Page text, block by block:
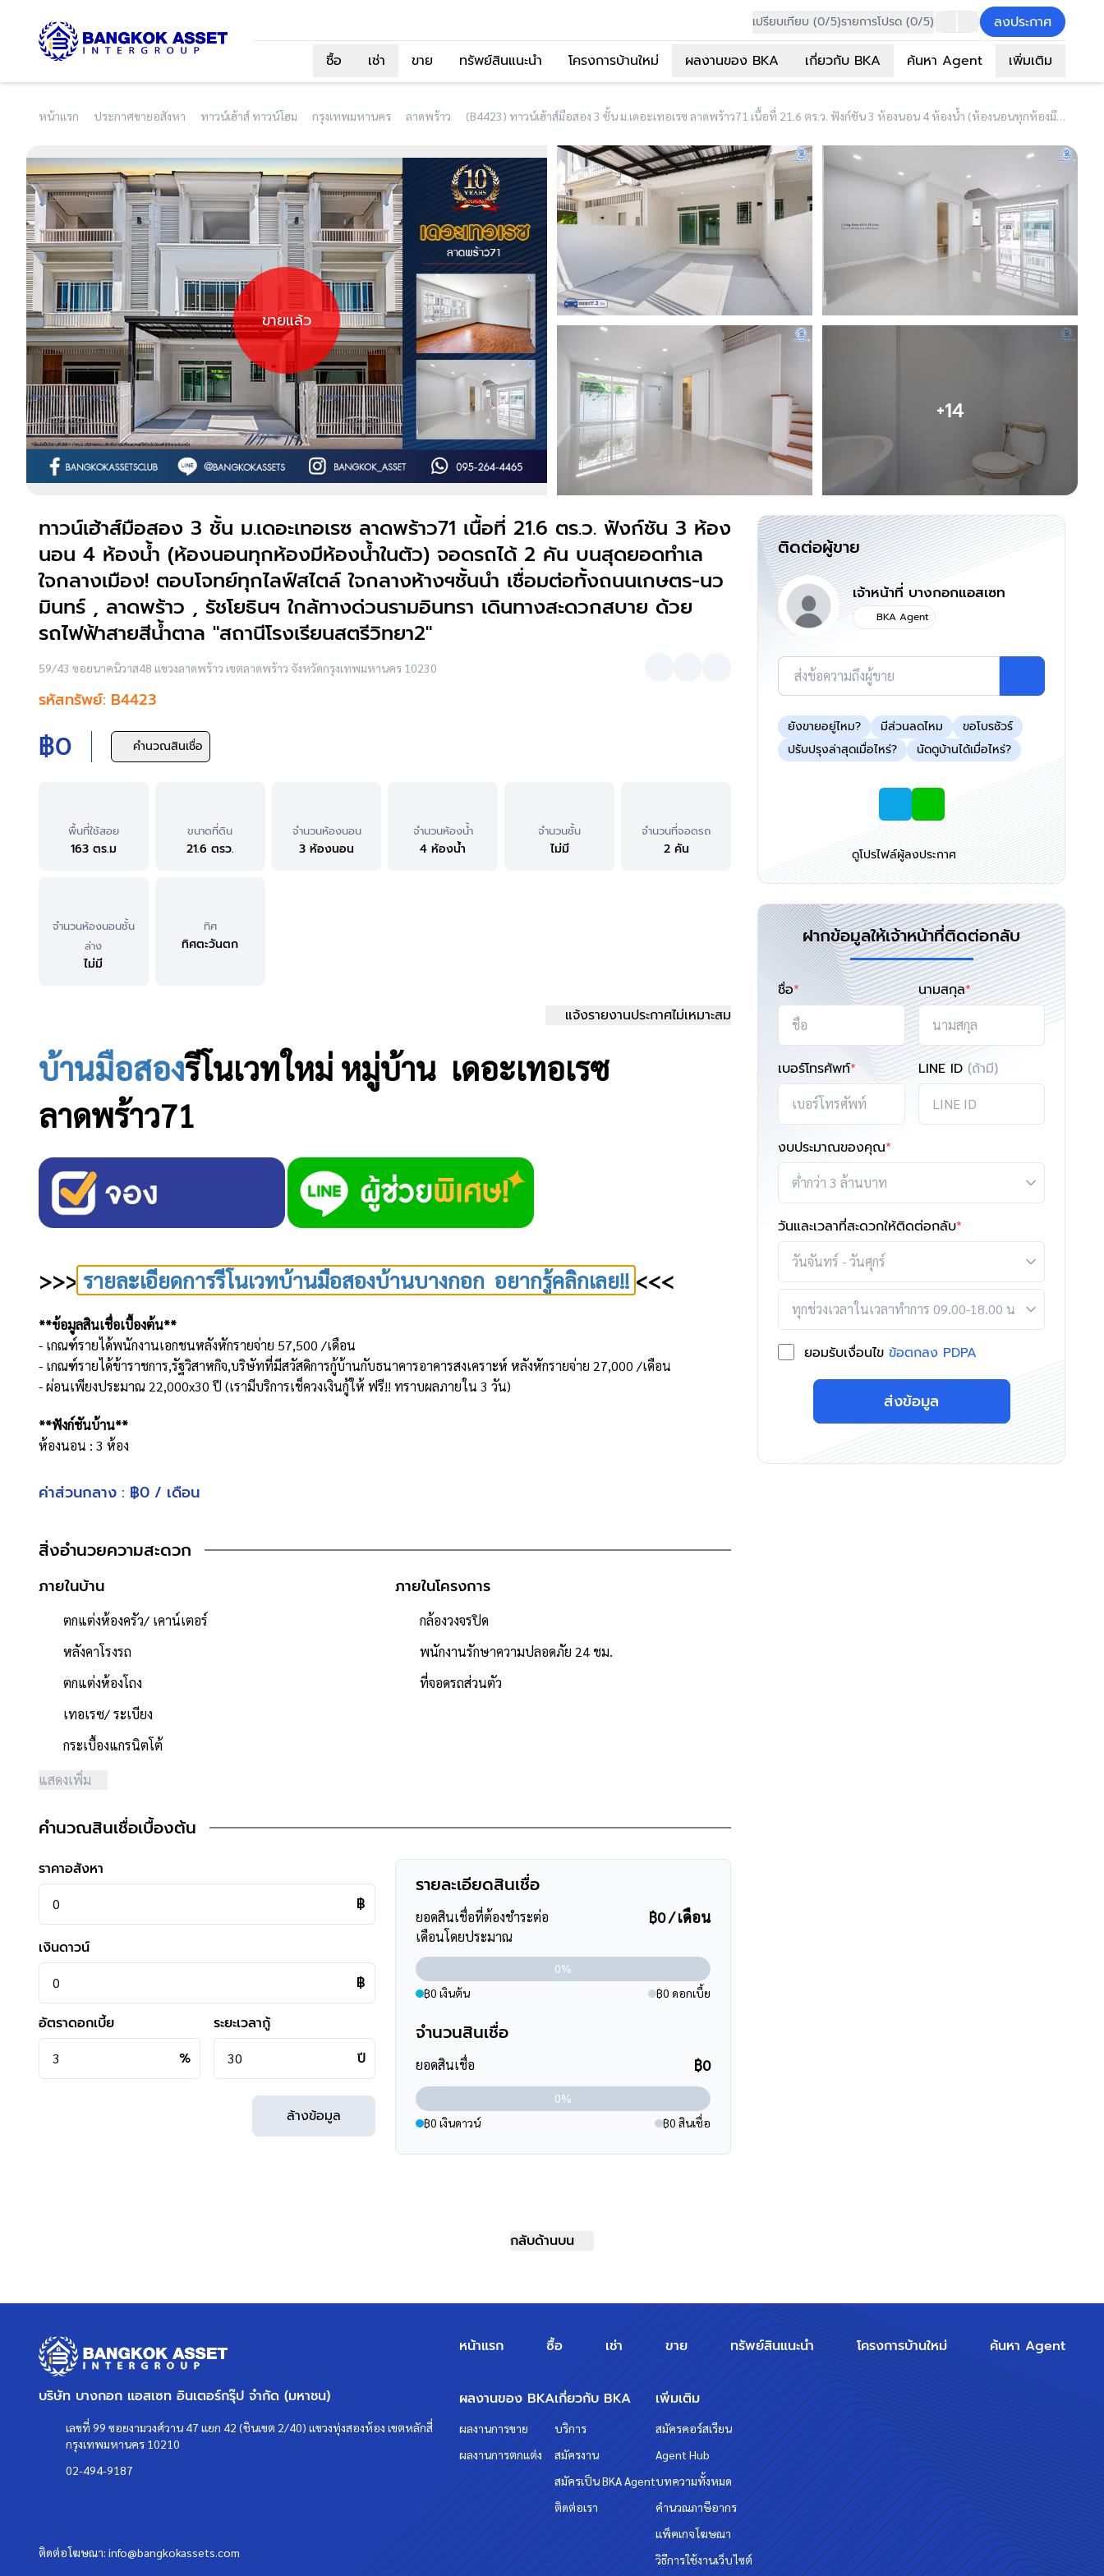
เปรียบเทียบ (0/5)รายการโปรด (0/5)
ลงประกาศ
ซื้อ
เช่า ขาย ทรัพย์สินแนะนำ โครงการบ้านใหม่ ผลงานของ BKA เกี่ยวกับ BKA ค้นหา Agent เพิ่มเติม
หน้าแรก ประกาศขายอสังหา ทาวน์เฮ้าส์ ทาวน์โฮม กรุงเทพมหานคร ลาดพร้าว (B4423) ทาวน์เฮ้าส์มือสอง 3 ชั้น ม.เดอะเทอเรซ ลาดพร้าว71 เนื้อที่ 21.6 ตร.ว. ฟังก์ชัน 3 ห้องนอน 4 ห้องน้ำ (ห้องนอนทุกห้องมีห้องน้ำในตัว) จอดรถได้ 2 คัน บนสุดยอดทำเลใจกลางเมือง! ตอบโจทย์ทุกไลฟ์สไตล์ ใจกลางห้างฯชั้นนำ เชื่อมต่อทั้งถนนเกษตร-นวมินทร์ , ลาดพร้าว , รัชโยธินฯ ใกล้ทางด่วนรามอินทรา เดินทางสะดวกสบาย ด้วยรถไฟฟ้าสายสีน้ำตาล "สถานีโรงเรียนสตรีวิทยา2"
ขายแล้ว
+14
ทาวน์เฮ้าส์มือสอง 3 ชั้น ม.เดอะเทอเรซ ลาดพร้าว71 เนื้อที่ 21.6 ตร.ว. ฟังก์ชัน 3 ห้อง
นอน 4 ห้องน้ำ (ห้องนอนทุกห้องมีห้องน้ำในตัว) จอดรถได้ 2 คัน บนสุดยอดทำเล
ใจกลางเมือง! ตอบโจทย์ทุกไลฟ์สไตล์ ใจกลางห้างฯชั้นนำ เชื่อมต่อทั้งถนนเกษตร-นว
มินทร์ , ลาดพร้าว , รัชโยธินฯ ใกล้ทางด่วนรามอินทรา เดินทางสะดวกสบาย ด้วย
รถไฟฟ้าสายสีน้ำตาล "สถานีโรงเรียนสตรีวิทยา2"
59/43 ซอยนาคนิวาส48 แขวงลาดพร้าว เขตลาดพร้าว จังหวัดกรุงเทพมหานคร 10230
รหัสทรัพย์: B4423
฿0 คำนวณสินเชื่อ
พื้นที่ใช้สอย
163 ตร.ม
ขนาดที่ดิน
21.6 ตรว.
จำนวนห้องนอน
3 ห้องนอน
จำนวนห้องน้ำ
4 ห้องน้ำ
จำนวนชั้น
ไม่มี
จำนวนที่จอดรถ
2 คัน
จำนวนห้องนอนชั้น
ล่าง
ไม่มี
ทิศ
ทิศตะวันตก
แจ้งรายงานประกาศไม่เหมาะสม
บ้านมือสองรีโนเวทใหม่ หมู่บ้าน เดอะเทอเรซ
ลาดพร้าว71
>>> รายละเอียดการรีโนเวทบ้านมือสองบ้านบางกอก อยากรู้คลิกเลย!! <<<
**ข้อมูลสินเชื่อเบื้องต้น**
- เกณฑ์รายได้พนักงานเอกชนหลังหักรายจ่าย 57,500 /เดือน
- เกณฑ์รายได้ข้าราชการ,รัฐวิสาหกิจ,บริษัทที่มีสวัสดิการกู้บ้านกับธนาคารอาคารสงเคราะห์ หลังหักรายจ่าย 27,000 /เดือน
- ผ่อนเพียงประมาณ 22,000x30 ปี (เรามีบริการเช็ควงเงินกู้ให้ ฟรี!! ทราบผลภายใน 3 วัน)
**ฟังก์ชันบ้าน**
ห้องนอน : 3 ห้อง
จำนวนชั้น : 3 ชั้น
- หน้ากว้าง 5.1 เมตร
- หน้าบ้านหันไปทาง "ทิศตะวันตก"
- น้ำประปา ไฟฟ้าพร้อมเข้าอยู่
- ค่าใช้จ่ายส่วนกลางนิติบุคคล 0 บาท/เดือน
- โครงการได้รับอนุญาตจัดสรรถูกต้อง โครงการจำนวนรวม 100 หลัง
- โครงการตั้งอยู่บนถนนสายหลัก ได้แก่ ถนนนาคนิวาส
- ผู้พัฒนาโครงการที่มีชื่อเสียง "แลนด์ แอนด์ เฮ้าส์"
- ถนนโครงการกว้าง 12 เมตร
- มีระบบรักษาความปลอดภัย ,มีกล้องวงจรปิด
- มีร้านค้า / ร้านอาหาร / ตลาดสด / ร้านเสริมสวย / ร้านซักรีด / minimart
- ใกล้ตั้งอยู่ใกล้ร้าน 7-11 ,Lotus express
Homepro เอกมัย-รามอินทรา ,โลตัส รามอินทรา ,CDC
- ใกล้โรงพยาบาลสินแพทย์ ,โรงพยาบาลวิภาวดี ,โรงพยาบาลเปาโลโชคชัย4
- ใกล้โรงเรียนสตรีวิทยา2 ,มหาวิทยาลัยเกษตรศาสตร์ บางเขน ,มหาวิทยาลัยราชภัฏจันทรเกษม
**การเดินทาง**
- ตัวบ้าน ห่างถนนปากซอยเพียง 150 เมตร
- หน้าโครงการห่างถนนใหญ่เพียง 3.5 กิโลเมตร ถนนประเสริฐมนูกิจ
- เข้า-ออก ได้หลายเส้นทาง ได้แก่ ถนนประดิษฐ์มนูธรรม , ถนนประเสริฐมนูกิจ , ถนนนาคนิวาส ,
ถนนสุคนธสวัสดิ์ ,ถนนโชคชัย4 ,ถนนลาดพร้าว
สามารถนัดชมบ้าน หรือสอบถามข้อมูลเบื้องต้น ทุกวัน ได้ที่เบอร์095-264-4465,02-494-9187
คุยไลน์กับบ้านบางกอก >
Instagram >https://goo.gl/REzvav
ดูรายละเอียดเพิ่มเติมได้ที่ >
รีวิวจริงจากลูกค้าได้ที่ :https://goo.gl/esmXPD
>>>แล้วทำไมต้องซื้อบ้านมือสองรีโนเวทกับเรา "บ้านบางกอก" ?? อยากรู้
แผนที่
ค่าส่วนกลาง : ฿0 / เดือน
สิ่งอำนวยความสะดวก
ภายในบ้าน
ตกแต่งห้องครัว/ เคาน์เตอร์
หลังคาโรงรถ
ตกแต่งห้องโถง
เทอเรซ/ ระเบียง
กระเบื้องแกรนิตโต้
แสดงเพิ่ม
ภายในโครงการ
กล้องวงจรปิด
พนักงานรักษาความปลอดภัย 24 ชม.
ที่จอดรถส่วนตัว
คำนวณสินเชื่อเบื้องต้น
ราคาอสังหา
฿
เงินดาวน์
฿
อัตราดอกเบี้ย
%
ระยะเวลากู้
ปี
ล้างข้อมูล
รายละเอียดสินเชื่อ
ยอดสินเชื่อที่ต้องชำระต่อ
เดือนโดยประมาณ
฿0 / เดือน
0%
฿0 เงินต้น
฿0 ดอกเบี้ย
จำนวนสินเชื่อ
ยอดสินเชื่อ ฿0
0%
฿0 เงินดาวน์
฿0 สินเชื่อ
ติดต่อผู้ขาย
เจ้าหน้าที่ บางกอกแอสเซท
BKA Agent
ส่งข้อความถึงผู้ขาย
ยังขายอยู่ไหม? มีส่วนลดไหม
ขอโบรชัวร์
ปรับปรุงล่าสุดเมื่อไหร่?
นัดดูบ้านได้เมื่อไหร่?
ดูโปรไฟล์ผู้ลงประกาศ
ฝากข้อมูลให้เจ้าหน้าที่ติดต่อกลับ
ชื่อ* นามสกุล*
เบอร์โทรศัพท์* LINE ID (ถ้ามี)
งบประมาณของคุณ*
วันและเวลาที่สะดวกให้ติดต่อกลับ*
ยอมรับเงื่อนไข ข้อตกลง PDPA
ส่งข้อมูล
กลับด้านบน
บริษัท บางกอก แอสเซท อินเตอร์กรุ๊ป จำกัด (มหาชน)
เลขที่ 99 ซอยงามวงศ์วาน 47 แยก 42 (ชินเขต 2/40) แขวงทุ่งสองห้อง เขตหลักสี่
กรุงเทพมหานคร 10210
02-494-9187
ติดต่อโฆษณา: info@bangkokassets.com
หน้าแรก ซื้อ เช่า ขาย ทรัพย์สินแนะนำ โครงการบ้านใหม่ ค้นหา Agent
ผลงานของ BKA
ผลงานการขาย
ผลงานการตกแต่ง
เกี่ยวกับ BKA
บริการ
สมัครงาน
สมัครเป็น BKA Agent
ติดต่อเรา
เพิ่มเติม
สมัครคอร์สเรียน
Agent Hub
บทความทั้งหมด
คำนวณภาษีอากร
แพ็คเกจโฆษณา
วิธีการใช้งานเว็บไซต์